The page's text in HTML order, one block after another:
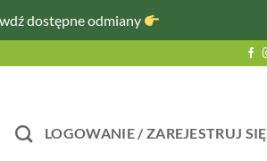
dostępne odmiany
LOGOWANIE / ZAREJESTRUJ SIĘ